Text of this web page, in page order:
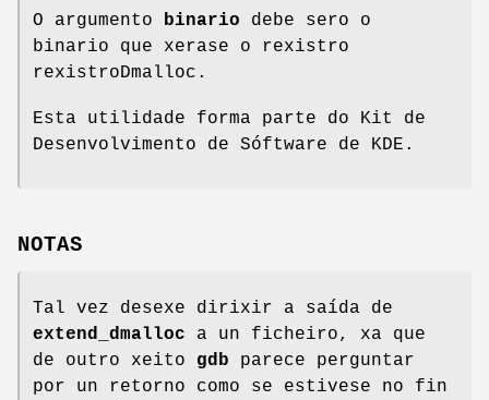
O argumento binario debe sero o
binario que xerase o rexistro
rexistroDmalloc.
Esta utilidade forma parte do Kit de
Desenvolvimento de Sóftware de KDE.
NOTAS
Tal vez desexe dirixir a saída de
extend_dmalloc a un ficheiro, xa que
de outro xeito gdb parece perguntar
por un retorno como se estivese no fin